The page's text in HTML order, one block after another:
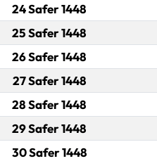
24 Safer 1448
25 Safer 1448
26 Safer 1448
27 Safer 1448
28 Safer 1448
29 Safer 1448
30 Safer 1448